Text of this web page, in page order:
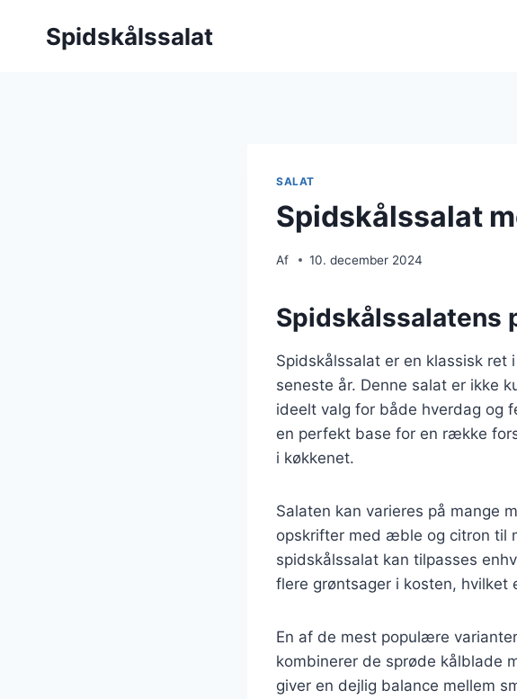
Spidskålssalat
SALAT
Spidskålssalat
Af 10. december 2024
Spidskålssalatens
Spidskålssalat er en klassisk
seneste år. Denne salat er ikke
ideelt valg for både hverdag og
en perfekt base for en række
i køkkenet.
Salaten kan varieres på mange
opskrifter med æble og citron til
spidskålssalat kan tilpasses
flere grøntsager i kosten, hvilket
En af de mest populære
kombinerer de sprøde kålblade
giver en dejlig balance mellem